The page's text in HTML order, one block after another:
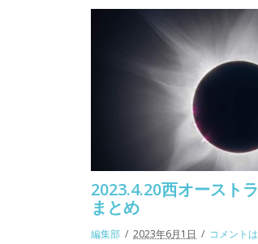
2023.4.20西オースト
まとめ
編集部 2023年6月1日 コメント